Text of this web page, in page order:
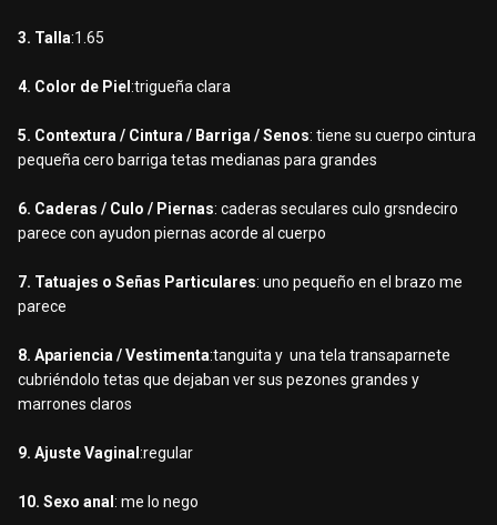
3. Talla:1.65
4. Color de Piel :trigueña clara
5. Contextura / Cintura / Barriga / Senos: tiene su cuerpo cintura
pequeña cero barriga tetas medianas para grandes
6. Caderas / Culo / Piernas: caderas seculares culo grsndeciro
parece con ayudon piernas acorde al cuerpo
7. Tatuajes o Señas Particulares: uno pequeño en el brazo me
parece
8. Apariencia / Vestimenta:tanguita y una tela transaparnete
cubriéndolo tetas que dejaban ver sus pezones grandes y
marrones claros
9. Ajuste Vaginal :regular
10. Sexo anal : me lo nego